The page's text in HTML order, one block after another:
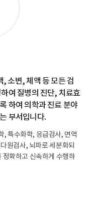
, 소변, 체액 등 모든 검
여 질병의 진단, 치료효
하여 의학과 진료 분야
부서입니다.
, 특수화학, 응급검사, 면역
원검사, 뇌파로 세분화되
정확하고 신속하게 수행하